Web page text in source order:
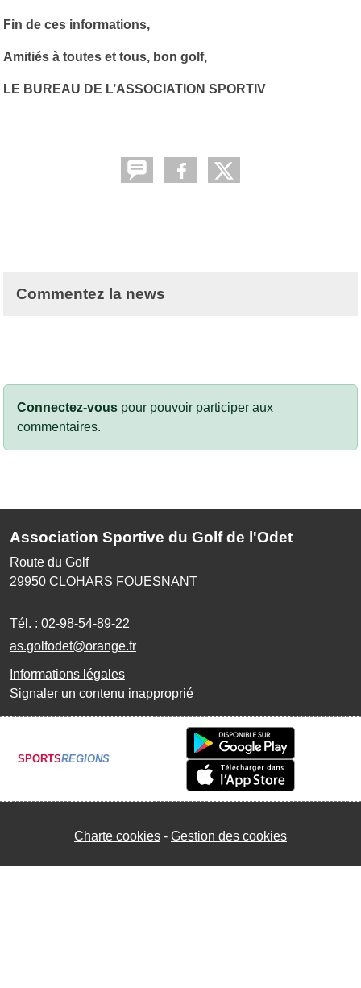
Fin de ces informations,
Amitiés à toutes et tous, bon golf,
LE BUREAU DE L’ASSOCIATION SPORTIV
Commentez la news
Connectez-vous pour pouvoir participer aux
commentaires.
Association Sportive du Golf de l'Odet
Route du Golf
29950 CLOHARS FOUESNANT
Tél. : 02-98-54-89-22
as.golfodet@orange.fr
Informations légales
Signaler un contenu inapproprié
SPORTSREGIONS
Charte cookies Gestion des cookies